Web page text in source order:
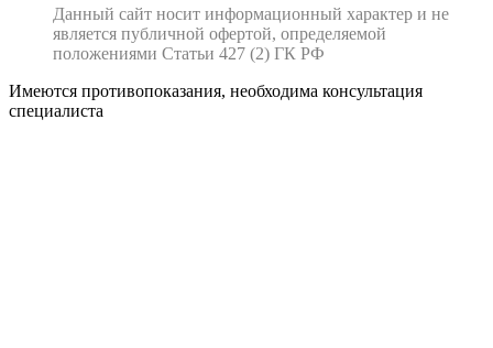
Данный сайт носит информационный характер и не
является публичной офертой, определяемой
положениями Статьи 427 (2) ГК РФ
Имеются противопоказания, необходима консультация
специалиста